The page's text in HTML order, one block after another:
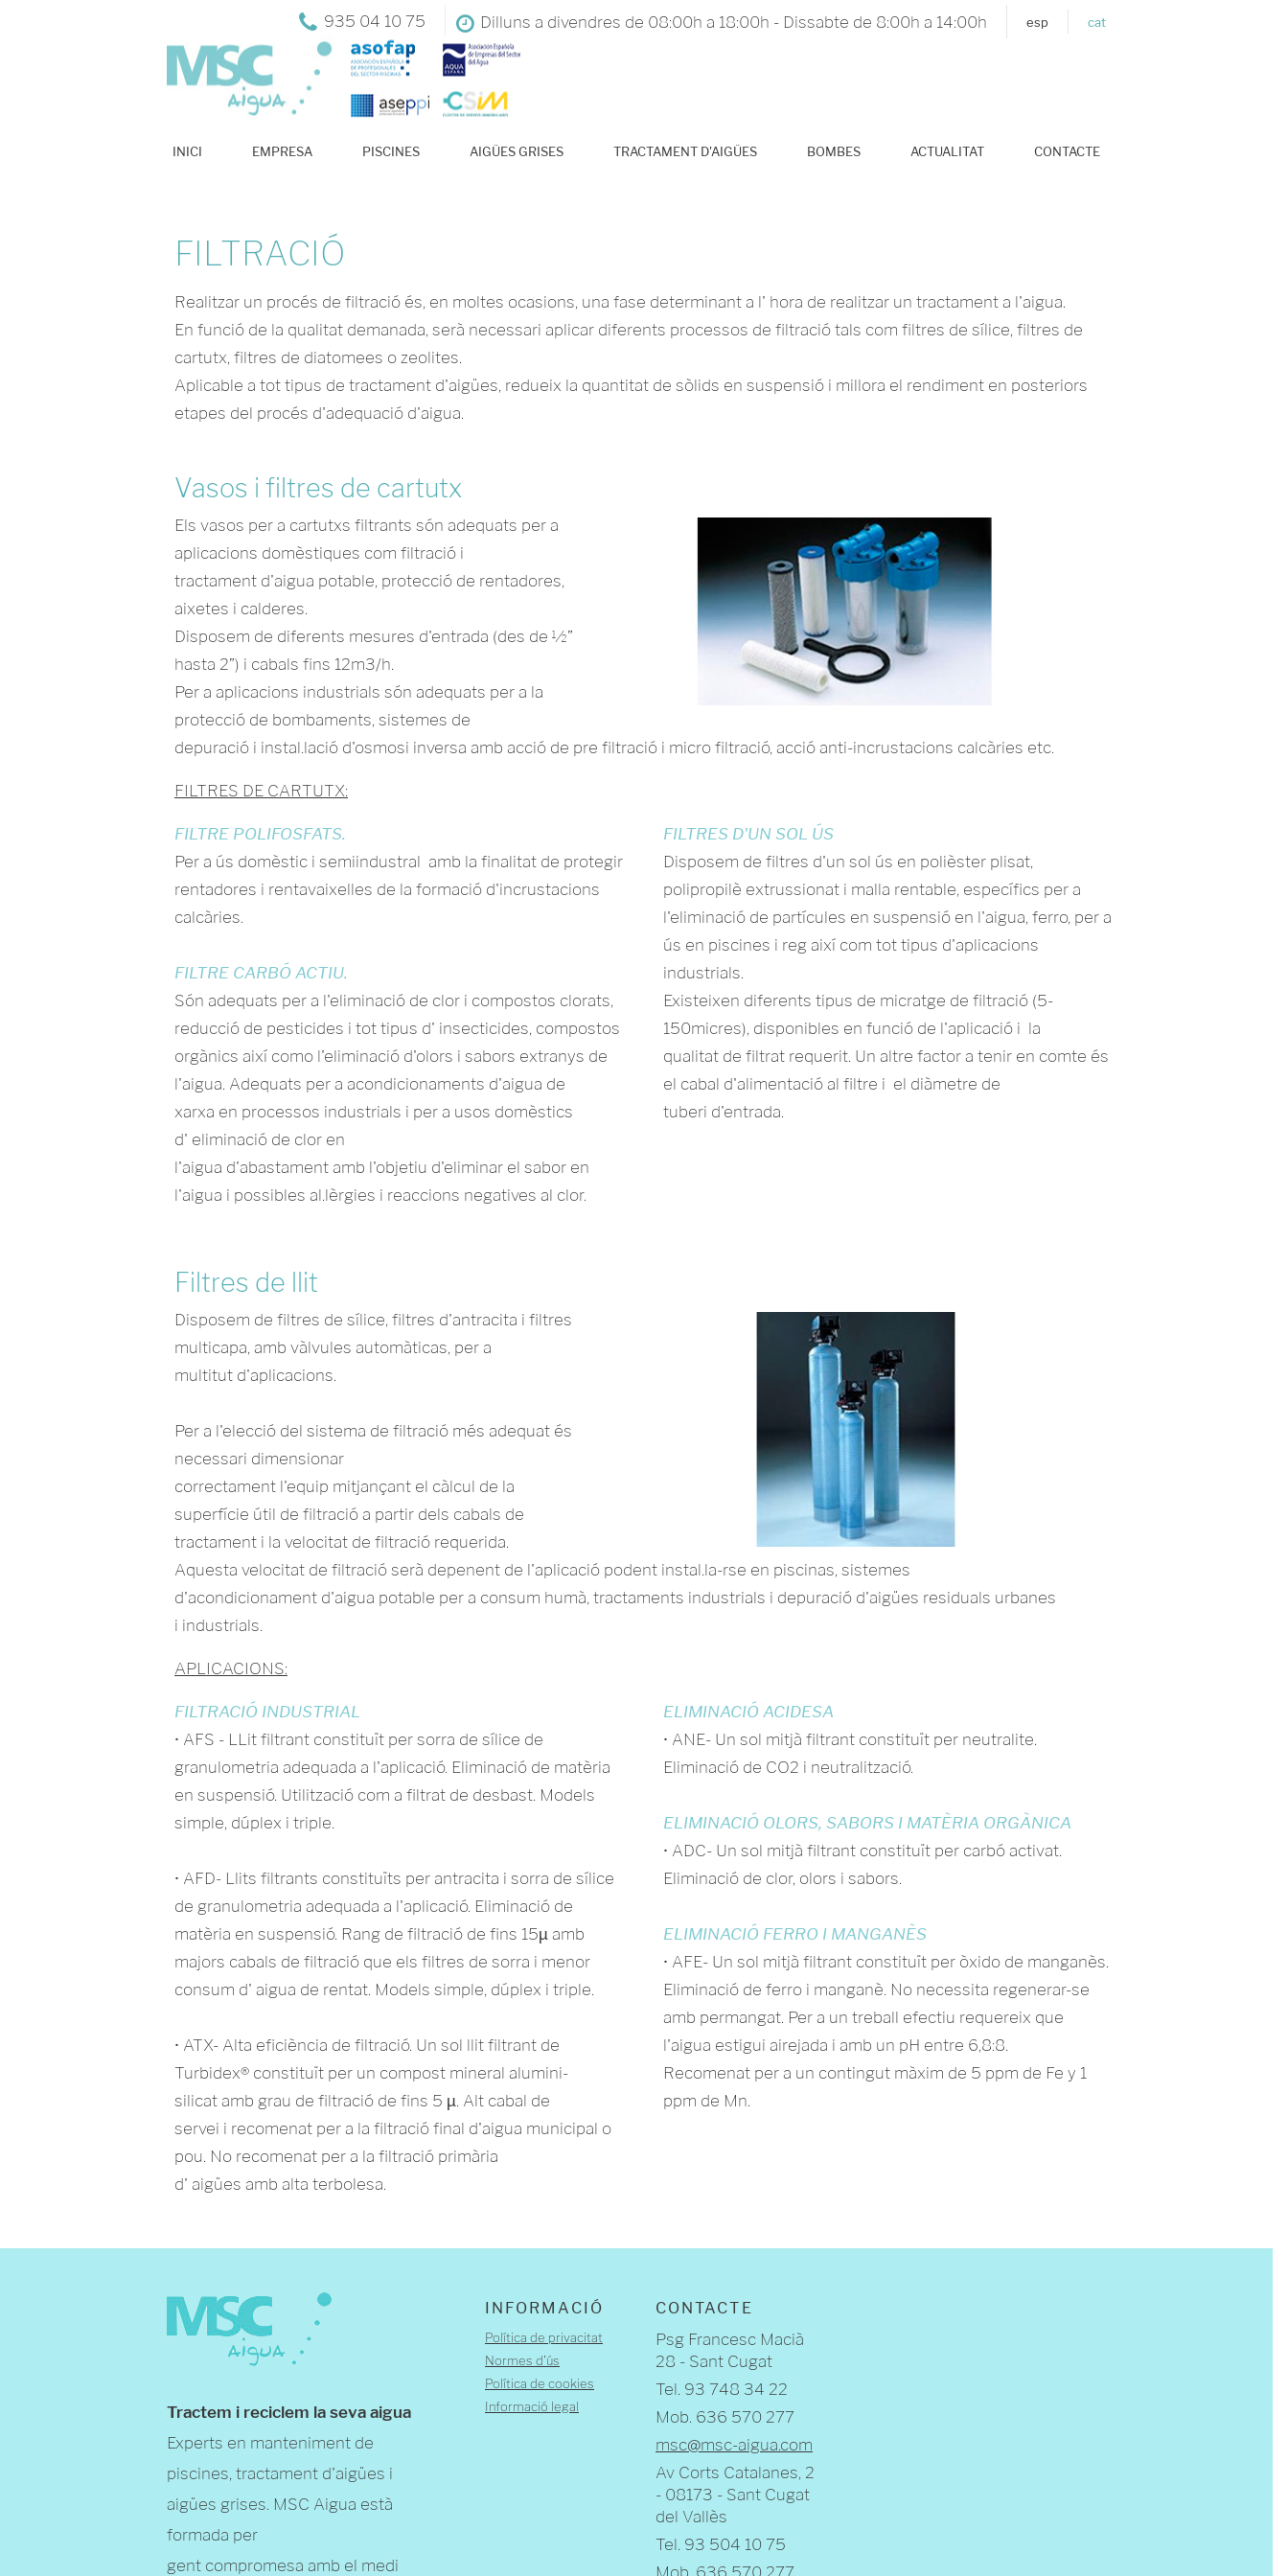
esp cat
935 04 10 75 Dilluns a divendres de 08:00h a 18:00h - Dissabte de 8:00h a 14:00h
INICI EMPRESA PISCINES AIGÜES GRISES TRACTAMENT D'AIGÜES BOMBES ACTUALITAT CONTACTE
FILTRACIÓ
Realitzar un procés de filtració és, en moltes ocasions, una fase determinant a l' hora de realitzar un tractament a l'aigua.
En funció de la qualitat demanada, serà necessari aplicar diferents processos de filtració tals com filtres de sílice, filtres de
cartutx, filtres de diatomees o zeolites.
Aplicable a tot tipus de tractament d'aigües, redueix la quantitat de sòlids en suspensió i millora el rendiment en posteriors
etapes del procés d'adequació d'aigua.
Vasos i filtres de cartutx
Els vasos per a cartutxs filtrants són adequats per a
aplicacions domèstiques com filtració i
tractament d'aigua potable, protecció de rentadores,
aixetes i calderes.
Disposem de diferents mesures d'entrada (des de ½”
hasta 2”) i cabals fins 12m3/h.
Per a aplicacions industrials són adequats per a la
protecció de bombaments, sistemes de
depuració i instal.lació d'osmosi inversa amb acció de pre filtració i micro filtració, acció anti-incrustacions calcàries etc.
FILTRES DE CARTUTX:
FILTRE POLIFOSFATS.
Per a ús domèstic i semiindustral amb la finalitat de protegir
rentadores i rentavaixelles de la formació d'incrustacions
calcàries.
FILTRE CARBÓ ACTIU.
Són adequats per a l'eliminació de clor i compostos clorats,
reducció de pesticides i tot tipus d' insecticides, compostos
orgànics així como l'eliminació d'olors i sabors extranys de
l'aigua. Adequats per a acondicionaments d'aigua de
xarxa en processos industrials i per a usos domèstics
d' eliminació de clor en
l'aigua d'abastament amb l'objetiu d'eliminar el sabor en
l'aigua i possibles al.lèrgies i reaccions negatives al clor.
FILTRES D'UN SOL ÚS
Disposem de filtres d'un sol ús en polièster plisat,
polipropilè extrussionat i malla rentable, específics per a
l'eliminació de partícules en suspensió en l'aigua, ferro, per a
ús en piscines i reg així com tot tipus d'aplicacions
industrials.
Existeixen diferents tipus de micratge de filtració (5-
150micres), disponibles en funció de l'aplicació i la
qualitat de filtrat requerit. Un altre factor a tenir en comte és
el cabal d'alimentació al filtre i el diàmetre de
tuberi d'entrada.
Filtres de llit
Disposem de filtres de sílice, filtres d'antracita i filtres
multicapa, amb vàlvules automàticas, per a
multitut d'aplicacions.
Per a l'elecció del sistema de filtració més adequat és
necessari dimensionar
correctament l'equip mitjançant el càlcul de la
superfície útil de filtració a partir dels cabals de
tractament i la velocitat de filtració requerida.
Aquesta velocitat de filtració serà depenent de l'aplicació podent instal.la-rse en piscinas, sistemes
d'acondicionament d'aigua potable per a consum humà, tractaments industrials i depuració d'aigües residuals urbanes
i industrials.
APLICACIONS:
FILTRACIÓ INDUSTRIAL
• AFS - LLit filtrant constituït per sorra de sílice de
granulometria adequada a l'aplicació. Eliminació de matèria
en suspensió. Utilització com a filtrat de desbast. Models
simple, dúplex i triple.
• AFD- Llits filtrants constituïts per antracita i sorra de sílice
de granulometria adequada a l'aplicació. Eliminació de
matèria en suspensió. Rang de filtració de fins 15µ amb
majors cabals de filtració que els filtres de sorra i menor
consum d' aigua de rentat. Models simple, dúplex i triple.
• ATX- Alta eficiència de filtració. Un sol llit filtrant de
Turbidex® constituït per un compost mineral alumini-
silicat amb grau de filtració de fins 5 µ. Alt cabal de
servei i recomenat per a la filtració final d'aigua municipal o
pou. No recomenat per a la filtració primària
d' aigües amb alta terbolesa.
ELIMINACIÓ ACIDESA
• ANE- Un sol mitjà filtrant constituït per neutralite.
Eliminació de CO2 i neutralització.
ELIMINACIÓ OLORS, SABORS I MATÈRIA ORGÀNICA
• ADC- Un sol mitjà filtrant constituït per carbó activat.
Eliminació de clor, olors i sabors.
ELIMINACIÓ FERRO I MANGANÈS
• AFE- Un sol mitjà filtrant constituït per òxido de manganès.
Eliminació de ferro i manganè. No necessita regenerar-se
amb permangat. Per a un treball efectiu requereix que
l'aigua estigui airejada i amb un pH entre 6,8:8.
Recomenat per a un contingut màxim de 5 ppm de Fe y 1
ppm de Mn.
Tractem i reciclem la seva aigua
Experts en manteniment de
piscines, tractament d'aigües i
aigües grises. MSC Aigua està
formada per
gent compromesa amb el medi
INFORMACIÓ
Política de privacitat
Normes d'ús
Política de cookies
Informació legal
CONTACTE
Psg Francesc Macià
28 - Sant Cugat
Tel. 93 748 34 22
Mob. 636 570 277
msc@msc-aigua.com
Av Corts Catalanes, 2
- 08173 - Sant Cugat
del Vallès
Tel. 93 504 10 75
Mob. 636 570 277